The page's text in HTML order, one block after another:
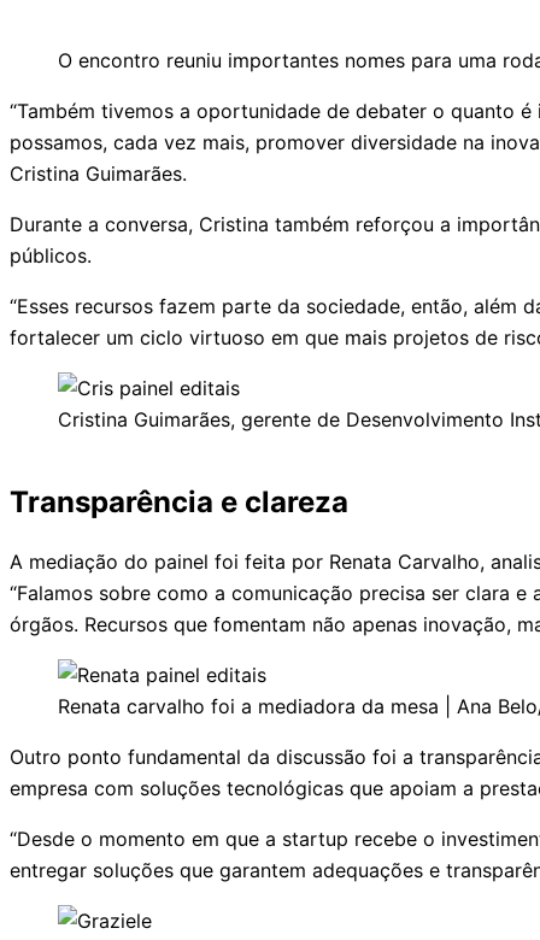
O encontro reuniu importantes nomes para uma
“Também tivemos a oportunidade de debater o quanto
possamos, cada vez mais, promover diversidade na
Cristina Guimarães.
Durante a conversa, Cristina também reforçou a
públicos.
“Esses recursos fazem parte da sociedade, então, além
fortalecer um ciclo virtuoso em que mais projetos de
Cristina Guimarães, gerente de Desenvolvimento
Transparência e clareza
A mediação do painel foi feita por Renata Carvalho,
“Falamos sobre como a comunicação precisa ser clara
órgãos. Recursos que fomentam não apenas inovação,
Renata carvalho foi a mediadora da mesa | Ana
Outro ponto fundamental da discussão foi a
empresa com soluções tecnológicas que apoiam a
“Desde o momento em que a startup recebe o
entregar soluções que garantem adequações e